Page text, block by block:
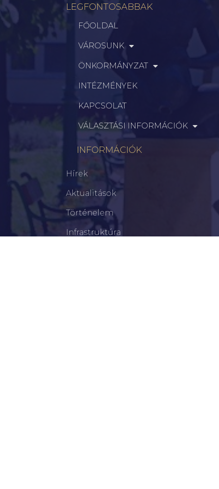
LEGFONTOSABBAK
FŐOLDAL
VÁROSUNK
ÖNKORMÁNYZAT
INTÉZMÉNYEK
KAPCSOLAT
VÁLASZTÁSI INFORMÁCIÓK
INFORMÁCIÓK
Hírek
Aktualitások
Történelem
Infrastruktúra